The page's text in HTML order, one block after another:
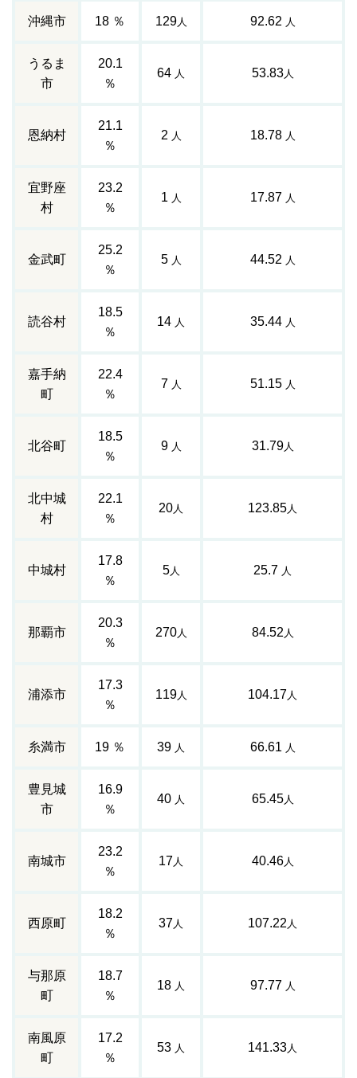
沖縄市 18 ％ 129人 92.62 人
うるま
市
20.1
％
64 人 53.83人
恩納村
21.1
％
2 人 18.78 人
宜野座
村
23.2
％
1 人 17.87 人
金武町
25.2
％
5 人 44.52 人
読谷村
18.5
％
14 人 35.44 人
嘉手納
町
22.4
％
7 人 51.15 人
北谷町
18.5
％
9 人 31.79人
北中城
村
22.1
％
20人 123.85人
中城村
17.8
％
5人 25.7 人
那覇市
20.3
％
270人 84.52人
浦添市
17.3
％
119人 104.17 人
糸満市 19 ％ 39 人 66.61 人
豊見城
市
16.9
％
40 人 65.45人
南城市
23.2
％
17 人 40.46人
西原町
18.2
％
37 人 107.22人
与那原
町
18.7
％
18 人 97.77 人
南風原
町
17.2
％
53 人 141.33人